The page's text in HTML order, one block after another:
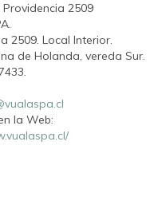
Providencia 2509
2509. Local Interior.
de Holanda, vereda Sur.
la Web: